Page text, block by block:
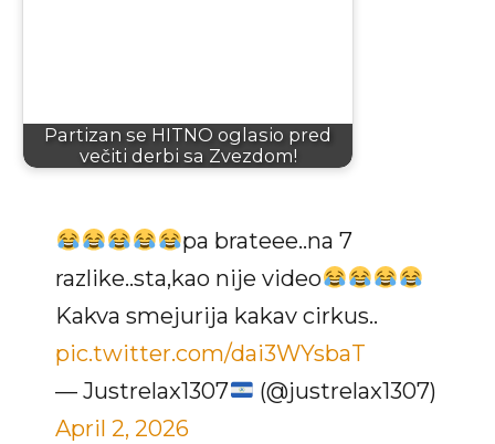
Partizan se HITNO oglasio pred
večiti derbi sa Zvezdom!
pa brateee..na 7
razlike..sta,kao nije video
Kakva smejurija kakav cirkus..
pic.twitter.com/dai3WYsbaT
— Justrelax1307
(@justrelax1307)
April 2, 2026